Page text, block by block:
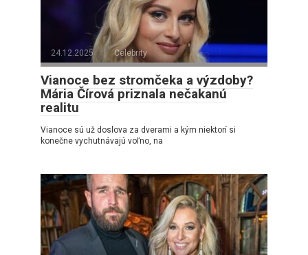
24.12.2025 Celebrity
Vianoce bez stromčeka a výzdoby?
Mária Čírová priznala nečakanú
realitu
Vianoce sú už doslova za dverami a kým niektorí si
konečne vychutnávajú voľno, na